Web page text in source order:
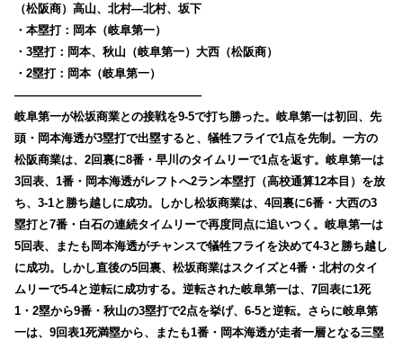
（松阪商）高山、北村―北村、坂下
・本塁打：岡本（岐阜第一）
・3塁打：岡本、秋山（岐阜第一）大西（松阪商）
・2塁打：岡本（岐阜第一）
————————————————
岐阜第一が松坂商業との接戦を9-5で打ち勝った。岐阜第一は初回、先
頭・岡本海透が3塁打で出塁すると、犠牲フライで1点を先制。一方の
松阪商業は、2回裏に8番・早川のタイムリーで1点を返す。岐阜第一は
3回表、1番・岡本海透がレフトへ2ラン本塁打（高校通算12本目）を放
ち、3-1と勝ち越しに成功。しかし松坂商業は、4回裏に6番・大西の3
塁打と7番・白石の連続タイムリーで再度同点に追いつく。岐阜第一は
5回表、またも岡本海透がチャンスで犠牲フライを決めて4-3と勝ち越し
に成功。しかし直後の5回裏、松坂商業はスクイズと4番・北村のタイ
ムリーで5-4と逆転に成功する。逆転された岐阜第一は、7回表に1死
1・2塁から9番・秋山の3塁打で2点を挙げ、6-5と逆転。さらに岐阜第
一は、9回表1死満塁から、またも1番・岡本海透が走者一層となる三塁